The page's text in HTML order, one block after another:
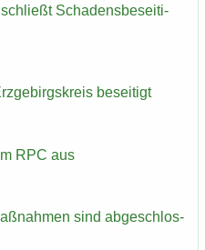
Scha­dens­be­sei­ti­
be­sei­tigt
RPC aus
sind ab­ge­schlos­